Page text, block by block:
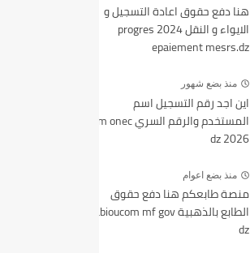
هنا دفع حقوق اعادة التسجيل و
الايواء و النقل 2024 progres
epaiement mesrs.dz
منذ بضع شهور
اين اجد رقم التسجيل اسم
المستخدم والرقم السري bem onec
dz 2026
منذ بضع اعوام
منصة طابعكم هنا دفع حقوق
الطابع بالذهبية tabioucom mf gov
dz